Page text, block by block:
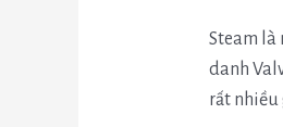
Steam là
danh
rất nhiều